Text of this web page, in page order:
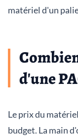
matériel d'un
d'une
Le prix du
budget. La main